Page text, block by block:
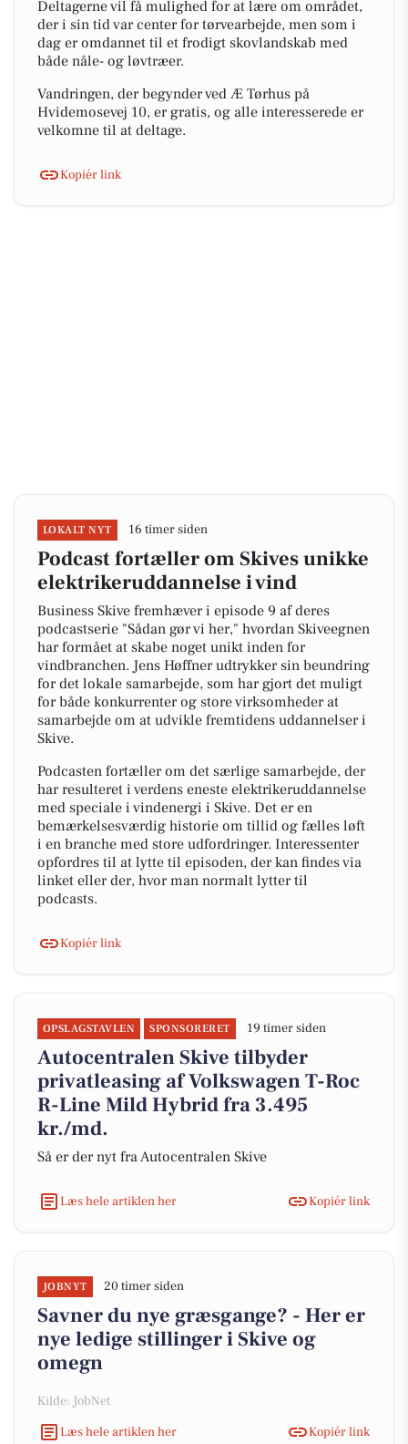
Deltagerne vil få mulighed for at lære om området,
der i sin tid var center for tørvearbejde, men som i
dag er omdannet til et frodigt skovlandskab med
både nåle- og løvtræer.
Vandringen, der begynder ved Æ Tørhus på
Hvidemosevej 10, er gratis, og alle interesserede er
velkomne til at deltage.
Kopiér link
LOKALT NYT 16 timer siden
Podcast fortæller om Skives unikke
elektrikeruddannelse i vind
Business Skive fremhæver i episode 9 af deres
podcastserie "Sådan gør vi her," hvordan Skiveegnen
har formået at skabe noget unikt inden for
vindbranchen. Jens Høffner udtrykker sin beundring
for det lokale samarbejde, som har gjort det muligt
for både konkurrenter og store virksomheder at
samarbejde om at udvikle fremtidens uddannelser i
Skive.
Podcasten fortæller om det særlige samarbejde, der
har resulteret i verdens eneste elektrikeruddannelse
med speciale i vindenergi i Skive. Det er en
bemærkelsesværdig historie om tillid og fælles løft
i en branche med store udfordringer. Interessenter
opfordres til at lytte til episoden, der kan findes via
linket eller der, hvor man normalt lytter til
podcasts.
Kopiér link
OPSLAGSTAVLEN SPONSORERET 19 timer siden
Autocentralen Skive tilbyder
privatleasing af Volkswagen T-Roc
R-Line Mild Hybrid fra 3.495
kr./md.
Så er der nyt fra Autocentralen Skive
Læs hele artiklen her Kopiér link
JOBNYT 20 timer siden
Savner du nye græsgange? - Her er
nye ledige stillinger i Skive og
omegn
Kilde: JobNet
Læs hele artiklen her
Kopiér link